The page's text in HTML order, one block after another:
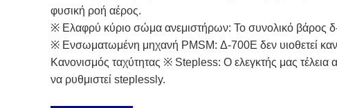
φυσική ροή αέρος.
※ Ελαφρύ κύριο σώμα ανεμιστήρων: Το συνολικό βάρος
※ Ενσωματωμένη μηχανή PMSM: Δ-700E δεν υιοθετεί
Κανονισμός ταχύτητας ※ Stepless: Ο ελεγκτής μας τέλεια
να ρυθμιστεί steplessly.